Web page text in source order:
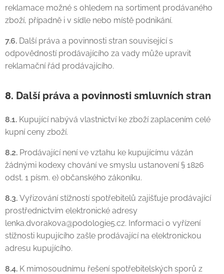
reklamace možné s ohledem na sortiment prodávaného
zboží, případně i v sídle nebo místě podnikání.
7.6. Další práva a povinnosti stran související s
odpovědností prodávajícího za vady může upravit
reklamační řád prodávajícího.
8. Další práva a povinnosti smluvních stran
8.1. Kupující nabývá vlastnictví ke zboží zaplacením celé
kupní ceny zboží.
8.2. Prodávající není ve vztahu ke kupujícímu vázán
žádnými kodexy chování ve smyslu ustanovení § 1826
odst. 1 písm. e) občanského zákoníku.
8.3. Vyřizování stížností spotřebitelů zajišťuje prodávající
prostřednictvím elektronické adresy
lenka.dvorakova@podologie5.cz. Informaci o vyřízení
stížnosti kupujícího zašle prodávající na elektronickou
adresu kupujícího.
8.4. K mimosoudnímu řešení spotřebitelských sporů z